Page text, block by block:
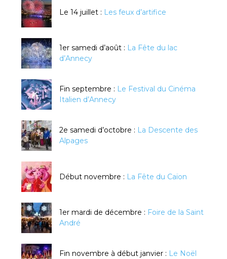
Le 14 juillet : Les feux d’artifice
1er samedi d’août : La Fête du lac
d’Annecy
Fin septembre : Le Festival du Cinéma
Italien d’Annecy
2e samedi d’octobre : La Descente des
Alpages
Début novembre : La Fête du Caïon
1er mardi de décembre : Foire de la Saint
André
Fin novembre à début janvier : Le Noël